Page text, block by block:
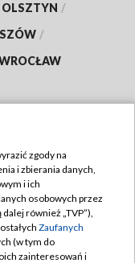
OLSZTYN /
/
zgody na
i zbierania danych,
i ich
osobowych przez
również „TVP”),
Zaufanych
(w tym do
zainteresowań i